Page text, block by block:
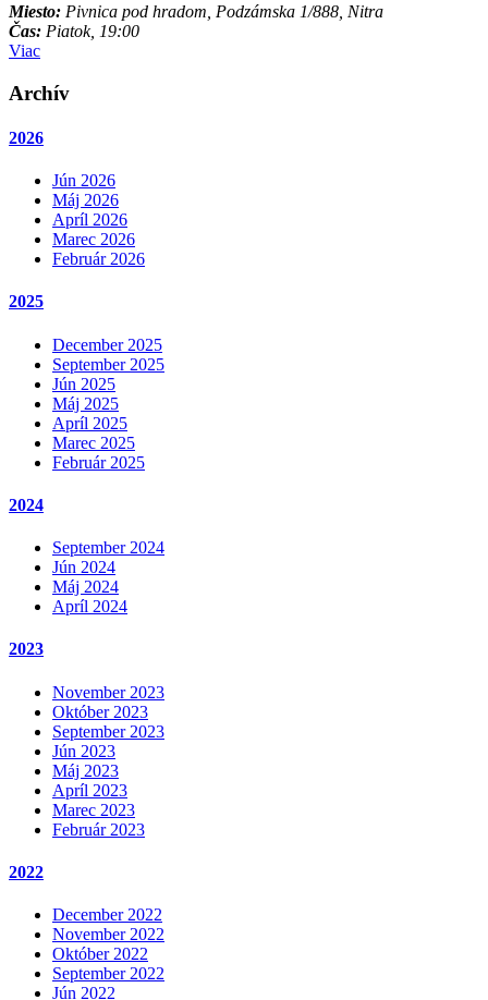
Miesto: Pivnica pod hradom, Podzámska 1/888, Nitra
Čas: Piatok, 19:00
Viac
Archív
2026
Jún 2026
Máj 2026
Apríl 2026
Marec 2026
Február 2026
2025
December 2025
September 2025
Jún 2025
Máj 2025
Apríl 2025
Marec 2025
Február 2025
2024
September 2024
Jún 2024
Máj 2024
Apríl 2024
2023
November 2023
Október 2023
September 2023
Jún 2023
Máj 2023
Apríl 2023
Marec 2023
Február 2023
2022
December 2022
November 2022
Október 2022
September 2022
Jún 2022